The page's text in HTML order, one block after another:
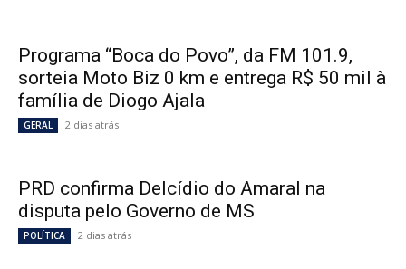
Programa “Boca do Povo”, da FM 101.9,
sorteia Moto Biz 0 km e entrega R$ 50 mil à
família de Diogo Ajala
GERAL 2 dias atrás
PRD confirma Delcídio do Amaral na
disputa pelo Governo de MS
POLÍTICA 2 dias atrás